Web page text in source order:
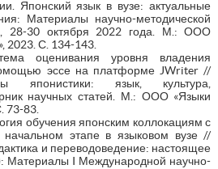
Японский язык в вузе: актуальные
Материалы научно-методической
28-30 октября 2022 года. М.: ООО
2023. С. 134-143.
оценивания уровня владения
эссе на платформе JWriter //
японистики: язык, культура,
научных статей. М.: ООО «Языки
73-83.
обучения японским коллокациям с
этапе в языковом вузе //
и переводоведение: настоящее
Материалы I Международной научно-